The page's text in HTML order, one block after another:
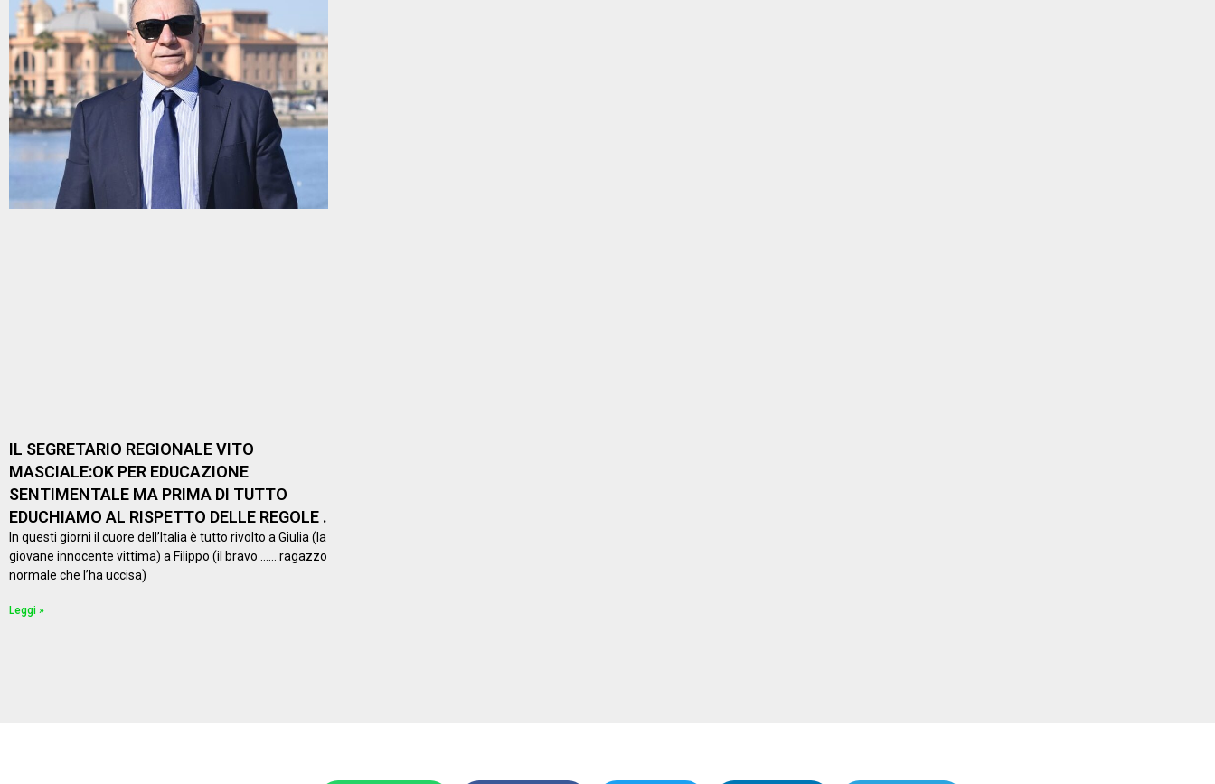
IL SEGRETARIO REGIONALE VITO
MASCIALE:OK PER EDUCAZIONE
SENTIMENTALE MA PRIMA DI TUTTO
EDUCHIAMO AL RISPETTO DELLE REGOLE .
In questi giorni il cuore dell’Italia è tutto rivolto a Giulia (la
giovane innocente vittima) a Filippo (il bravo …… ragazzo
normale che l’ha uccisa)
Leggi »